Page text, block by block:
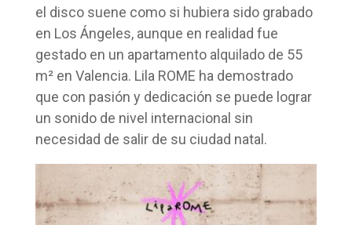
el disco suene como si hubiera sido grabado
en Los Ángeles, aunque en realidad fue
gestado en un apartamento alquilado de 55
m² en Valencia. Lila ROME ha demostrado
que con pasión y dedicación se puede lograr
un sonido de nivel internacional sin
necesidad de salir de su ciudad natal.